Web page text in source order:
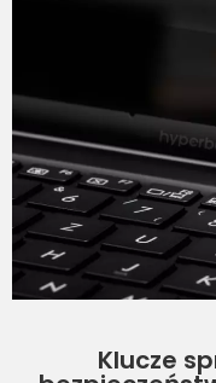
Klucze